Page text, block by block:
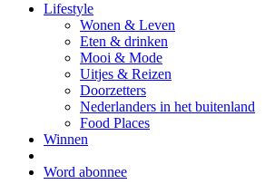
Lifestyle
Wonen & Leven
Eten & drinken
Mooi & Mode
Uitjes & Reizen
Doorzetters
Nederlanders in het buitenland
Food Places
Winnen
Word abonnee